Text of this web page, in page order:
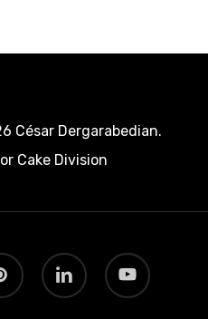
César Dergarabedian.
Cake Division
linkedin youtube